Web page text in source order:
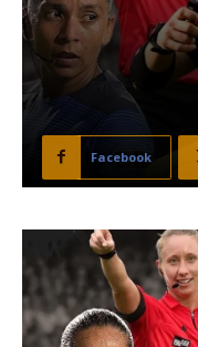
Facebook